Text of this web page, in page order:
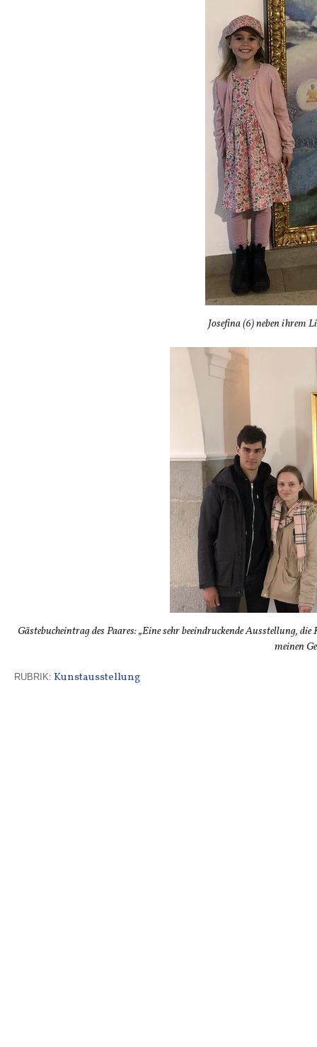
Josefina (6) neben ihrem
Gästebucheintrag des Paares: „Eine sehr beeindruckende Ausstellung,
meinen
RUBRIK: Kunstausstellung